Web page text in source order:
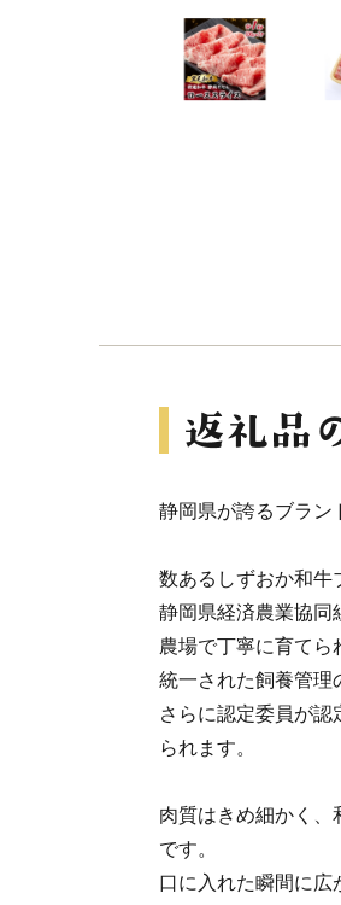
静岡県が誇るブラン
数あるしずおか和牛
静岡県経済農業協同
農場で丁寧に育てら
統一された飼養管理
さらに認定委員が認
られます。
肉質はきめ細かく、
です。
口に入れた瞬間に広